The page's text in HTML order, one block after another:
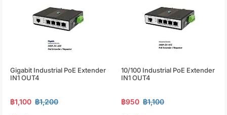
Gigabit Industrial PoE Extender
IN1 OUT4
฿1,100 ฿1,200
10/100 Industrial PoE Extender
IN1 OUT4
฿950 ฿1,100